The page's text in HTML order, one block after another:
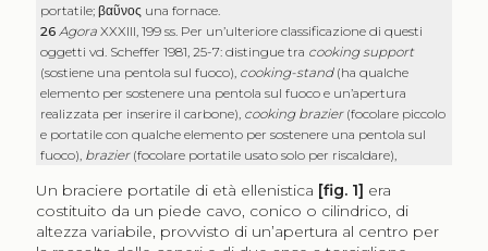
portatile;βαῦνος una fornace.
26 Agora XXXIII, 199 ss. Per un’ulteriore classificazione di questi
oggetti vd. Scheffer 1981, 25-7: distingue tra cooking support
(sostiene una pentola sul fuoco), cooking-stand (ha qualche
elemento per sostenere una pentola sul fuoco e un’apertura
realizzata per inserire il carbone), cooking brazier (focolare piccolo
e portatile con qualche elemento per sostenere una pentola sul
fuoco), brazier (focolare portatile usato solo per riscaldare),
Un braciere portatile di età ellenistica [fig. 1] era
costituito da un piede cavo, conico o cilindrico, di
altezza variabile, provvisto di un’apertura al centro per